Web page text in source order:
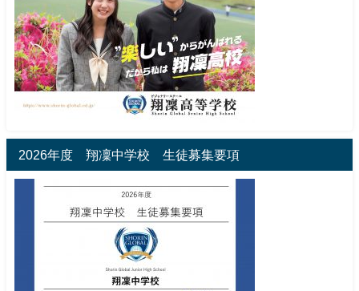
2026年度 翔凜中学校 生徒募集要項